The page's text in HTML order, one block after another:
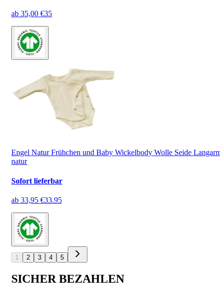
ab 35,00 €35
Engel Natur Frühchen und Baby Wickelbody Wolle Seide
natur
Sofort lieferbar
ab 33,95 €33.95
1 2 3 4 5
SICHER BEZAHLEN